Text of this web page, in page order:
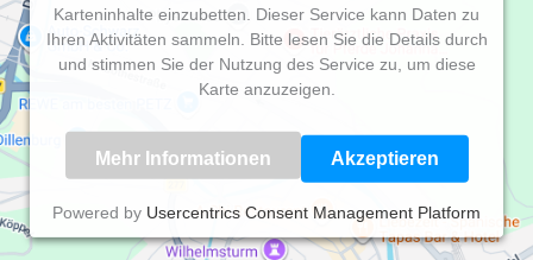
Karteninhalte einzubetten. Dieser Service kann Daten zu
Ihren Aktivitäten sammeln. Bitte lesen Sie die Details durch
und stimmen Sie der Nutzung des Service zu, um diese
Karte anzuzeigen.
Mehr Informationen Akzeptieren
Powered by Usercentrics Consent Management Platform